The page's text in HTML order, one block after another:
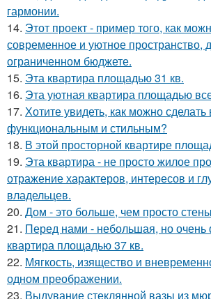
гармонии.
14. Этот проект - пример того, как
современное и уютное пространство,
ограниченном бюджете.
15. Эта квартира площадью 31 кв.
16. Эта уютная квартира площадью
17. Хотите увидеть, как можно
функциональным и стильным?
18. В этой просторной квартире
19. Эта квартира - не просто жилое
отражение характеров, интересов и
владельцев.
20. Дом - это больше, чем просто
21. Перед нами - небольшая, но очень
квартира площадью 37 кв.
22. Мягкость, изящество и
одном преображении.
23. Выдувание стеклянной вазы из